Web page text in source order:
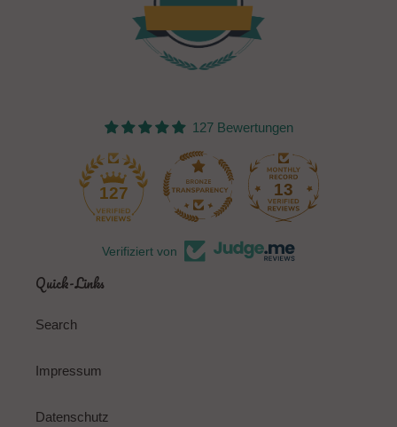
127 Bewertungen
127 13
Verifiziert von
Quick-Links
Search
Impressum
Datenschutz